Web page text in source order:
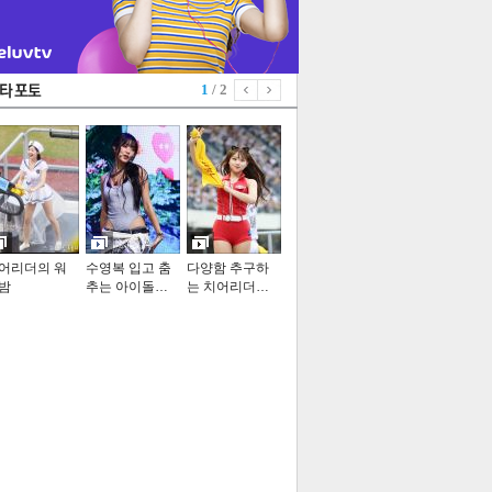
1 / 2
리더의 워
수영복 입고 춤
추는 아이돌…
다양함 추구하
는 치어리더…